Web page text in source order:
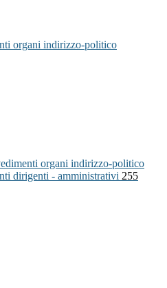
organi indirizzo-politico
organi indirizzo-politico
dirigenti - amministrativi 255